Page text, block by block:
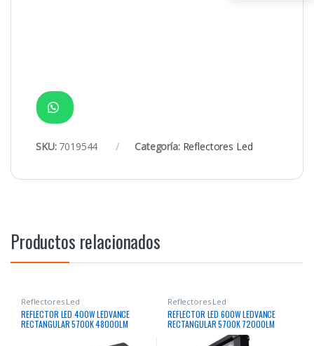
SKU: 7019544 Categoría: Reflectores Led
Productos relacionados
Reflectores Led
REFLECTOR LED 400W LEDVANCE
RECTANGULAR 5700K 48000LM
Reflectores Led
REFLECTOR LED 600W LEDVANCE
RECTANGULAR 5700K 72000LM